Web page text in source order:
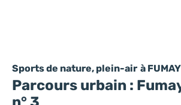
Sports de nature, plein-air à FUMAY
Parcours urbain :